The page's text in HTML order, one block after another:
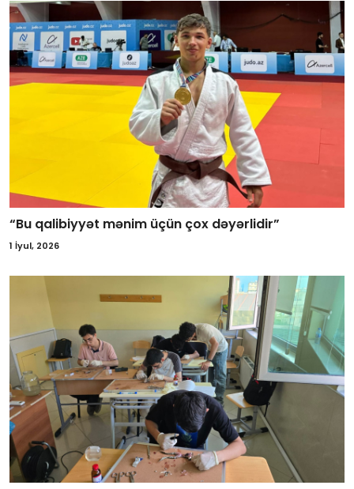
“Bu qalibiyyət mənim üçün çox dəyərlidir”
1 İyul, 2026